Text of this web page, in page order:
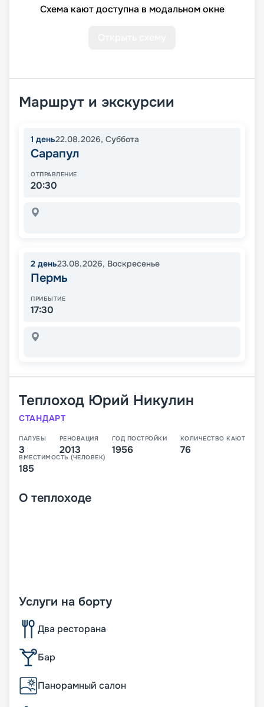
Схема кают доступна в модальном окне
Маршрут и экскурсии
1 день22.08.2026, Суббота
Сарапул
ОТПРАВЛЕНИЕ
20:30
2 день23.08.2026, Воскресенье
Пермь
ПРИБЫТИЕ
17:30
Теплоход Юрий Никулин
СТАНДАРТ
ПАЛУБЫ
3
РЕНОВАЦИЯ
2013
ГОД ПОСТРОЙКИ
1956
КОЛИЧЕСТВО КАЮТ
76
ВМЕСТИМОСТЬ (ЧЕЛОВЕК)
185
О теплоходе
Услуги на борту
Два ресторана
Бар
Панорамный салон